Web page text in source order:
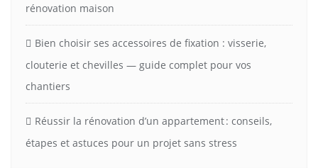
rénovation maison
Bien choisir ses accessoires de fixation : visserie,
clouterie et chevilles — guide complet pour vos
chantiers
Réussir la rénovation d’un appartement : conseils,
étapes et astuces pour un projet sans stress